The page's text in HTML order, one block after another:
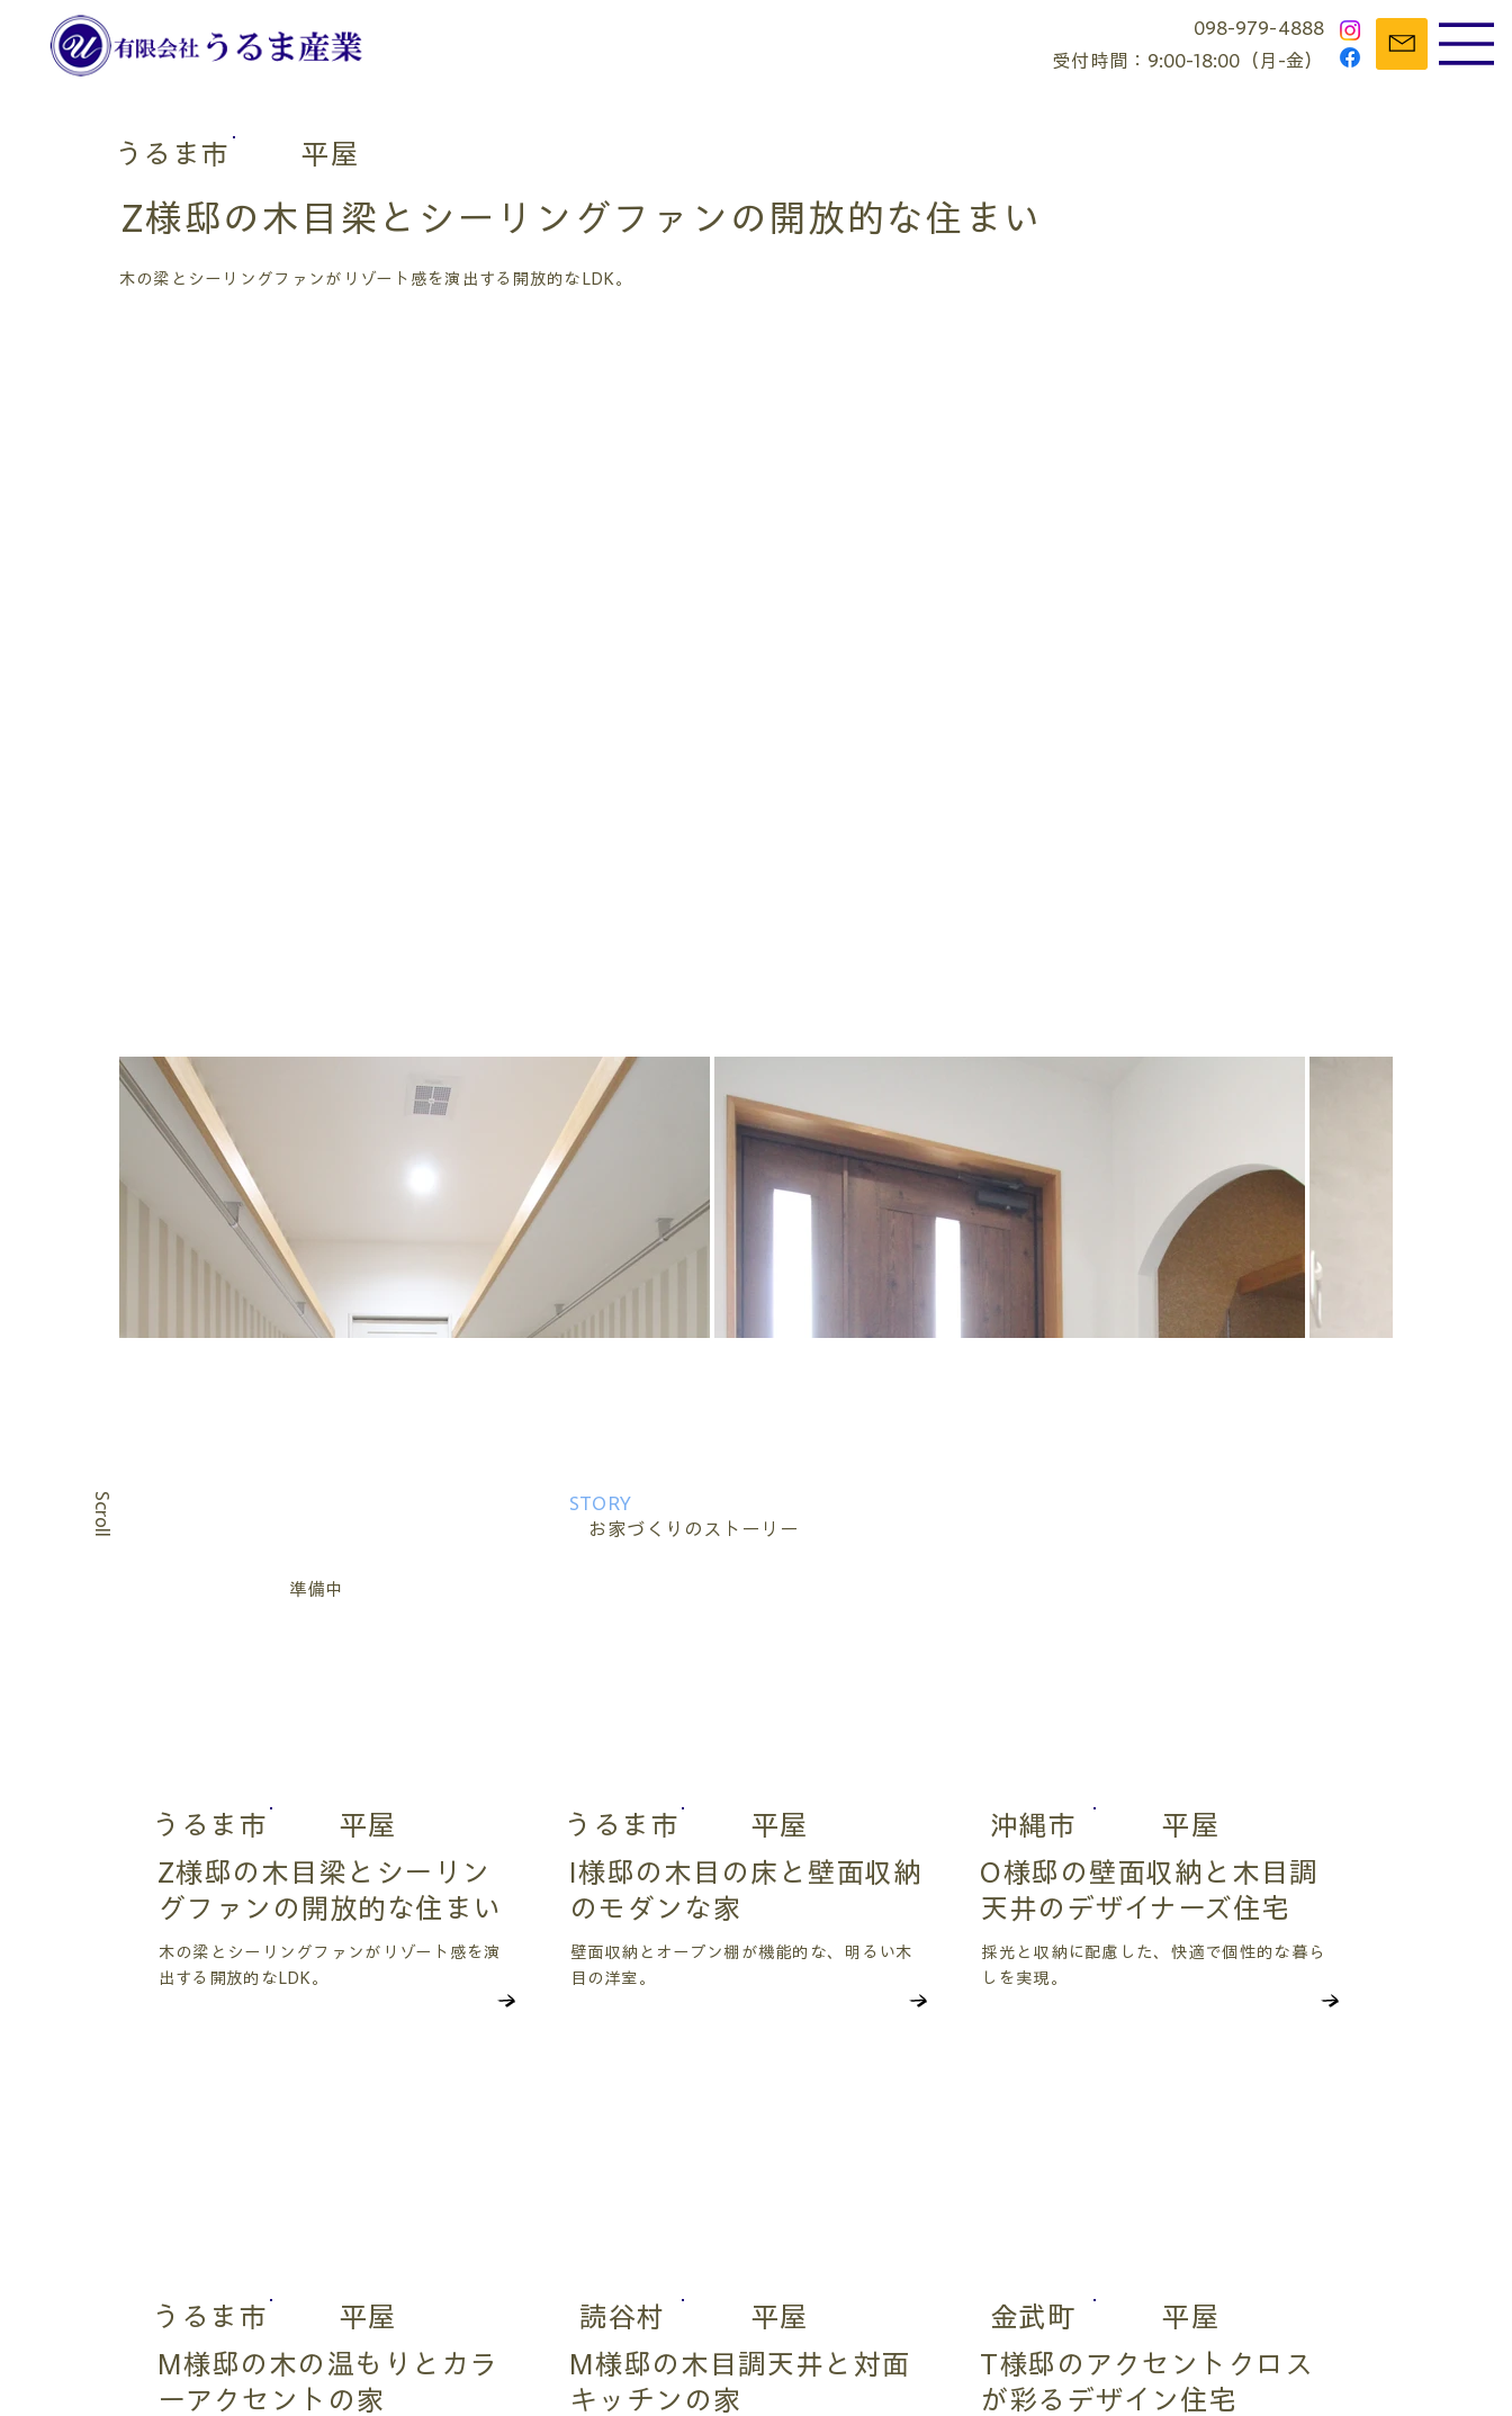
098-979-4888
受付時間：9:00-18:00（月-金）
うるま市 平屋
Z様邸の木目梁とシーリングファンの開放的な住まい
木の梁とシーリングファンがリゾート感を演出する開放的なLDK。
Scroll
STORY
お家づくりのストーリー
準備中
うるま市
平屋
Z様邸の木目梁とシーリン
グファンの開放的な住まい
木の梁とシーリングファンがリゾート感を演
出する開放的なLDK。
うるま市
平屋
I様邸の木目の床と壁面収納
のモダンな家
壁面収納とオープン棚が機能的な、明るい木
目の洋室。
沖縄市
平屋
O様邸の壁面収納と木目調
天井のデザイナーズ住宅
採光と収納に配慮した、快適で個性的な暮ら
しを実現。
うるま市
平屋
M様邸の木の温もりとカラ
ーアクセントの家
読谷村
平屋
M様邸の木目調天井と対面
キッチンの家
金武町
平屋
T様邸のアクセントクロス
が彩るデザイン住宅